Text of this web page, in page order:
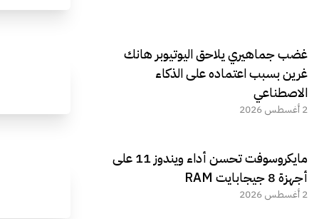
غضب جماهيري يلاحق اليوتيوبر هانك
غرين بسبب اعتماده على الذكاء
الاصطناعي
2 أغسطس 2026
مايكروسوفت تحسن أداء ويندوز 11 على
أجهزة 8 جيجابايت RAM
2 أغسطس 2026